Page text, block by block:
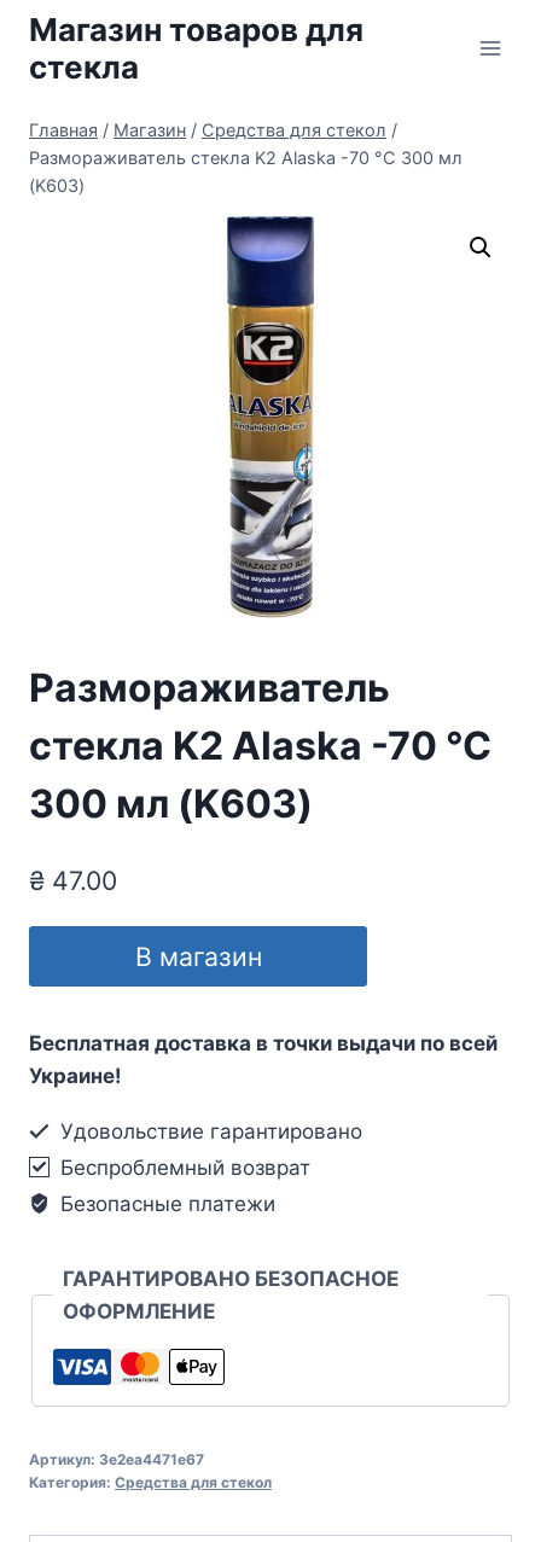
Перейти
содержимому
Магазин товаров для
стекла
Главная / Магазин / Средства для стекол /
Размораживатель стекла K2 Alaska -70 °C 300 мл
(K603)
Размораживатель
стекла K2 Alaska -70 °C
300 мл (K603)
₴ 47.00
В магазин
Бесплатная доставка в точки выдачи по всей
Украине!
Удовольствие гарантировано
Беспроблемный возврат
Безопасные платежи
ГАРАНТИРОВАНО БЕЗОПАСНОЕ
ОФОРМЛЕНИЕ
Артикул: 3e2ea4471e67
Категория: Средства для стекол